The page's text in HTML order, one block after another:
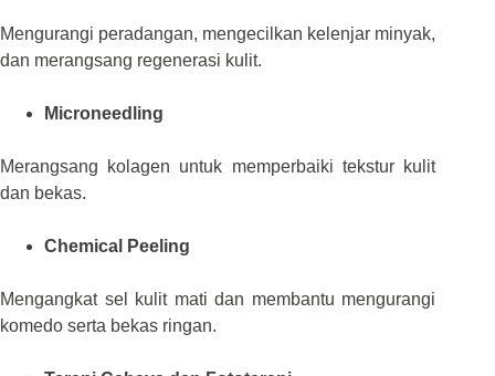
Mengurangi peradangan, mengecilkan kelenjar minyak,
dan merangsang regenerasi kulit.
Microneedling
Merangsang kolagen untuk memperbaiki tekstur kulit
dan bekas.
Chemical Peeling
Mengangkat sel kulit mati dan membantu mengurangi
komedo serta bekas ringan.